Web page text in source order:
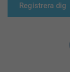
Registrera dig